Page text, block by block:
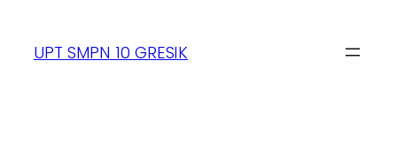
UPT SMPN 10 GRESIK